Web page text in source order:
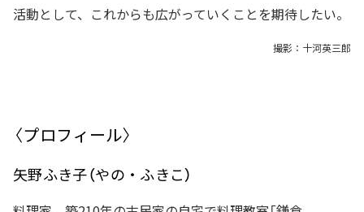
活動として、これからも広がっていくことを期待したい。
撮影：十河英三郎
〈プロフィール〉
矢野ふき子（やの・ふきこ）